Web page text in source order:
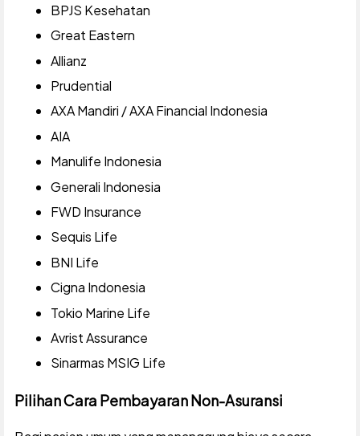
BPJS Kesehatan
Great Eastern
Allianz
Prudential
AXA Mandiri / AXA Financial Indonesia
AIA
Manulife Indonesia
Generali Indonesia
FWD Insurance
Sequis Life
BNI Life
Cigna Indonesia
Tokio Marine Life
Avrist Assurance
Sinarmas MSIG Life
Pilihan Cara Pembayaran Non-Asuransi